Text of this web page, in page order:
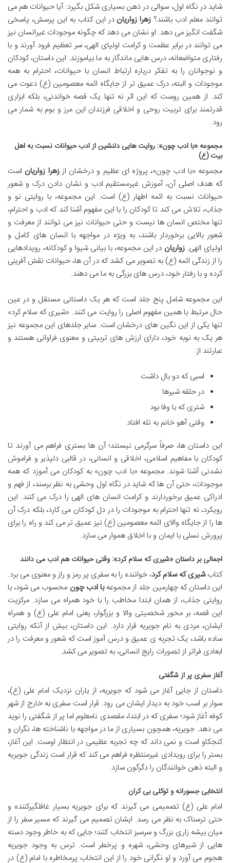
شاید در نگاه اول، سوالی در ذهن بسیاری شکل بگیرد: آیا حیوانات هم می
توانند معلم ادب باشند؟ زهرا زواریان در این کتاب به این پرسش، پاسخی
شگفت انگیز می دهد. او نشان می دهد که چگونه موجودات غیرانسان نیز
می توانند در برابر عظمت و کرامت اولیای الهی، سر تعظیم فرود آورند و با
رفتاری متواضعانه، درس هایی ماندگار به ما بیاموزند. این داستان، کودکان
و نوجوانان را به تفکر درباره ارتباط انسان با حیوانات، احترام به همه
موجودات و البته، درک عمیق تر از جایگاه ائمه معصومین (ع) دعوت می
کند. از همین روست که این اثر نه تنها یک قصه خواندنی، بلکه ابزاری
قدرتمند برای تربیت روحی و اخلاقی فرزندان این مرز و بوم به شمار می
رود.
مجموعه «با ادب چون»: روایت هایی دلنشین از ادب حیوانات نسبت به اهل
بیت (ع)
مجموعه «با ادب چون»، پروژه ای عظیم و درخشان اززهرا زواریان است
که هدف اصلی آن، آموزش غیرمستقیم ادب و نشان دادن درک و شعور
حیوانات نسبت به ائمه اطهار (ع) است. این مجموعه، با روایتی نو و
جذاب، تلاش می کند تا کودکان را با این مفهوم آشنا کند که ادب و احترام،
تنها مختص انسان ها نیست و حتی حیوانات نیز می توانند از معرفت و
شعور بالایی برخوردار باشند، به ویژه در مواجهه با انسان های کامل و
اولیای الهی.زواریان در این مجموعه، با بیانی شیوا و کودکانه، رویدادهایی
را از زندگی ائمه (ع) به تصویر می کشد که در آن ها، حیوانات نقش آفرینی
کرده و با رفتار خود، درس های بزرگی به ما می دهند.
این مجموعه شامل پنج جلد است که هر یک داستانی مستقل و در عین
حال مرتبط با همین مفهوم اصلی را روایت می کنند. «شیری که سلام کرد»
تنها یکی از این نگین های درخشان است. سایر جلدهای این مجموعه نیز
هر یک به نوبه خود، دارای ارزش های تربیتی و معنوی فراوانی هستند و
عبارتند از:
اسبی که دو بال داشت
در حلقه شیرها
شتری که با وفا بود
وقتی آهو خانم به تله افتاد
این داستان ها، صرفاً سرگرمی نیستند؛ آن ها بستری فراهم می آورند تا
کودکان با مفاهیم اسلامی، اخلاقی و انسانی، در قالبی دلپذیر و فراموش
نشدنی آشنا شوند. مجموعه «با ادب چون» به کودکان می آموزد که همه
موجودات، حتی آن ها که شاید در نگاه اول وحشی به نظر برسند، از فهم و
ادراکی عمیق برخوردارند و کرامت انسان های الهی را درک می کنند. این
رویکرد، نه تنها احترام به موجودات را در دل کودکان می کارد، بلکه درک آن
ها را از جایگاه والای ائمه معصومین (ع) نیز عمیق تر می کند و راه را برای
پرورش نسلی با ایمان و با اخلاق هموار می سازد.
اجمالی بر داستان «شیری که سلام کرد»: وقتی حیوانات هم ادب می دانند
کتابشیری که سلام کرد، خواننده را به سفری پر رمز و راز و معنوی می برد.
این داستان که چهارمین جلد از مجموعهبا ادب چون محسوب می شود، با
روایتی جذاب، از همان ابتدا مخاطب را با خود همراه می سازد. مرکزیت
این قصه، بر محور شخصیتی والا و بزرگوار، یعنی امام علی (ع) و همراه
ایشان، مردی به نام جویریه قرار دارد. این داستان، بیش از آنکه روایتی
ساده باشد، یک تجربه ی عمیق و درس آموز است که شعور و معرفت را در
ابعادی فراتر از تصورات رایج انسانی، به تصویر می کشد.
آغاز سفری پر از شگفتی
داستان از جایی آغاز می شود که جویریه، از یاران نزدیک امام علی (ع)،
سوار بر اسب خود به دیدار ایشان می رود. قرار است سفری به خارج از شهر
کوفه آغاز شود؛ سفری که در ابتدا، مقصدی نامعلوم اما پر از شگفتی را نوید
می دهد. جویریه، همچون بسیاری از ما در مواجهه با ناشناخته ها، نگران و
کنجکاو است و نمی داند که چه تجربه عظیمی در انتظار اوست. این آغاز،
بستر را برای رویدادی غیرمنتظره فراهم می کند که قرار است زندگی جویریه
و البته ذهن خوانندگان را دگرگون سازد.
انتخابی جسورانه و توکلی بی کران
امام علی (ع) تصمیمی می گیرند که برای جویریه بسیار غافلگیرکننده و
حتی ترسناک به نظر می رسد. ایشان تصمیم می گیرند که مسیر سفر را از
میان بیشه زاری بزرگ و سرسبز انتخاب کنند؛ جایی که به خاطر وجود دسته
هایی از شیرهای وحشی، شهره و پرخطر است. ترس به وجود جویریه
هجوم می آورد و او نگرانی خود را از این انتخاب پرمخاطره با امام (ع) در